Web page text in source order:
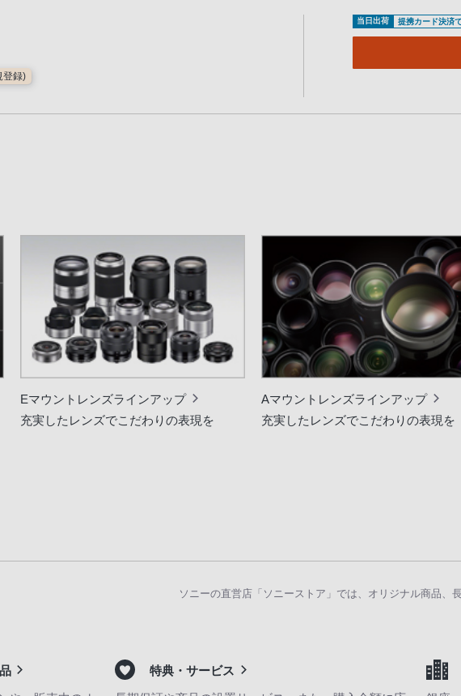
登録)
当日出荷 提携カード決済
Eマウントレンズラインアップ
充実したレンズでこだわりの表現を
Aマウントレンズラインアップ
充実したレンズでこだわりの表現を
ソニーの直営店「ソニーストア」では、オリジナル商品、
特典・サービス